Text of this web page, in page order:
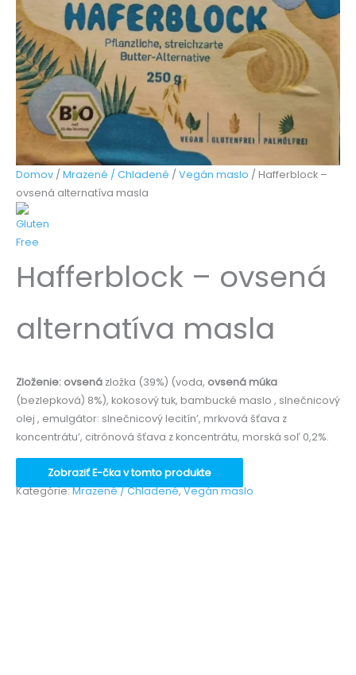
Domov / Mrazené / Chladené / Vegán maslo / Hafferblock –
ovsená alternatíva masla
Hafferblock – ovsená
alternatíva masla
Zloženie: ovsená zložka (39%) (voda, ovsená múka
(bezlepková) 8%), kokosový tuk, bambucké maslo , slnečnicový
olej , emulgátor: slnečnicový lecitín’, mrkvová šťava z
koncentrátu’, citrónová šťava z koncentrátu, morská soľ 0,2%.
Zobraziť E-čka v tomto produkte
Kategórie:Mrazené / Chladené,Vegán maslo